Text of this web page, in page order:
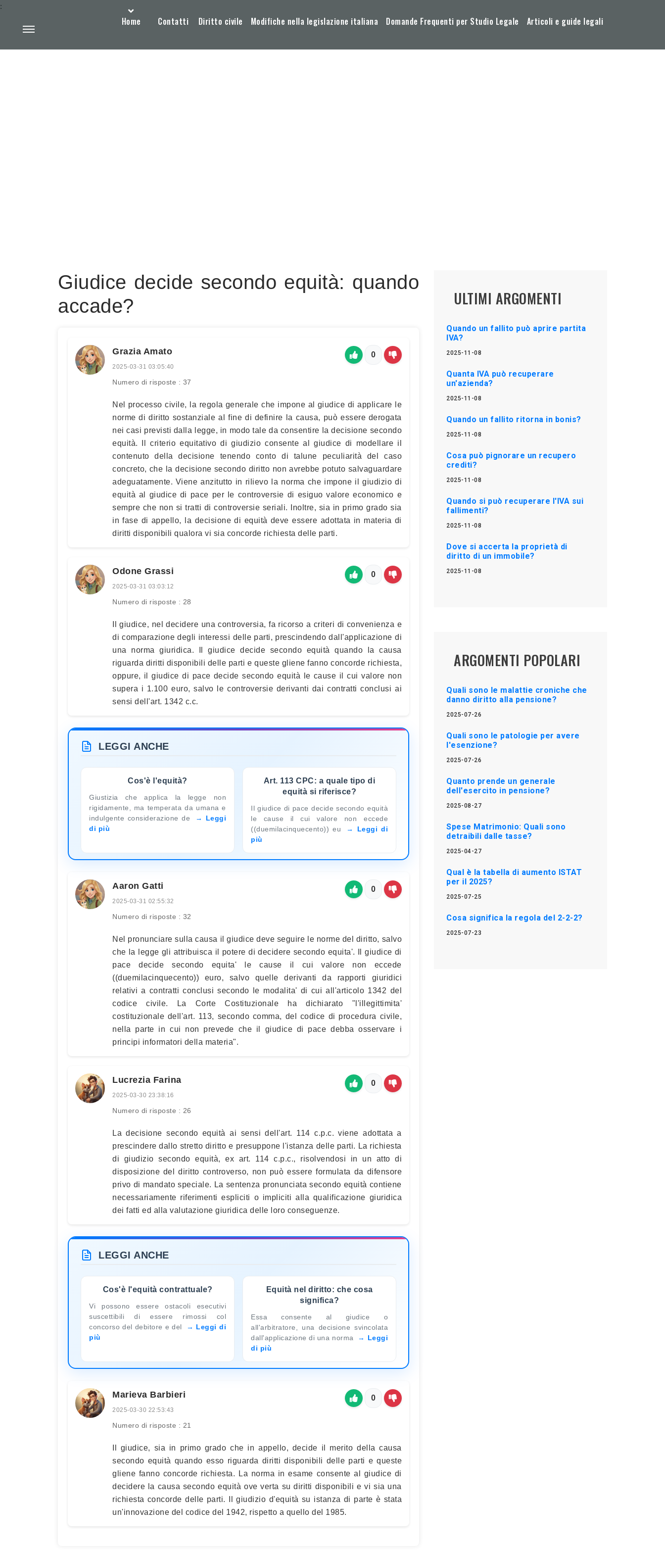
Home Contatti Diritto civile Modifiche nella legislazione italiana Domande Frequenti per Studio Legale Articoli e guide legali
:
Giudice decide secondo equità: quando
accade?
Grazia Amato
2025-03-31 03:05:40
Numero di risposte : 37
0
Nel processo civile, la regola generale che impone al giudice di applicare le
norme di diritto sostanziale al fine di definire la causa, può essere derogata
nei casi previsti dalla legge, in modo tale da consentire la decisione secondo
equità. Il criterio equitativo di giudizio consente al giudice di modellare il
contenuto della decisione tenendo conto di talune peculiarità del caso
concreto, che la decisione secondo diritto non avrebbe potuto salvaguardare
adeguatamente. Viene anzitutto in rilievo la norma che impone il giudizio di
equità al giudice di pace per le controversie di esiguo valore economico e
sempre che non si tratti di controversie seriali. Inoltre, sia in primo grado sia
in fase di appello, la decisione di equità deve essere adottata in materia di
diritti disponibili qualora vi sia concorde richiesta delle parti.
Odone Grassi
2025-03-31 03:03:12
Numero di risposte : 28
0
Il giudice, nel decidere una controversia, fa ricorso a criteri di convenienza e
di comparazione degli interessi delle parti, prescindendo dall'applicazione di
una norma giuridica. Il giudice decide secondo equità quando la causa
riguarda diritti disponibili delle parti e queste gliene fanno concorde richiesta,
oppure, il giudice di pace decide secondo equità le cause il cui valore non
supera i 1.100 euro, salvo le controversie derivanti dai contratti conclusi ai
sensi dell'art. 1342 c.c.
LEGGI ANCHE
Cos'è l'equità?
Giustizia che applica la legge non
rigidamente, ma temperata da umana e
indulgente considerazione de
Leggi
di più
Art. 113 CPC: a quale tipo di
equità si riferisce?
Il giudice di pace decide secondo equità
le cause il cui valore non eccede
((duemilacinquecento)) eu
Leggi di
più
Aaron Gatti
2025-03-31 02:55:32
Numero di risposte : 32
0
Nel pronunciare sulla causa il giudice deve seguire le norme del diritto, salvo
che la legge gli attribuisca il potere di decidere secondo equita'. Il giudice di
pace decide secondo equita' le cause il cui valore non eccede
((duemilacinquecento)) euro, salvo quelle derivanti da rapporti giuridici
relativi a contratti conclusi secondo le modalita' di cui all'articolo 1342 del
codice civile. La Corte Costituzionale ha dichiarato "l'illegittimita'
costituzionale dell'art. 113, secondo comma, del codice di procedura civile,
nella parte in cui non prevede che il giudice di pace debba osservare i
principi informatori della materia".
Lucrezia Farina
2025-03-30 23:38:16
Numero di risposte : 26
0
La decisione secondo equità ai sensi dell'art. 114 c.p.c. viene adottata a
prescindere dallo stretto diritto e presuppone l'istanza delle parti. La richiesta
di giudizio secondo equità, ex art. 114 c.p.c., risolvendosi in un atto di
disposizione del diritto controverso, non può essere formulata da difensore
privo di mandato speciale. La sentenza pronunciata secondo equità contiene
necessariamente riferimenti espliciti o impliciti alla qualificazione giuridica
dei fatti ed alla valutazione giuridica delle loro conseguenze.
LEGGI ANCHE
Cos'è l'equità contrattuale?
Vi possono essere ostacoli esecutivi
suscettibili di essere rimossi col
concorso del debitore e del
Leggi di
più
Equità nel diritto: che cosa
significa?
Essa consente al giudice o
all'arbitratore, una decisione svincolata
dall'applicazione di una norma
Leggi
di più
Marieva Barbieri
2025-03-30 22:53:43
Numero di risposte : 21
0
Il giudice, sia in primo grado che in appello, decide il merito della causa
secondo equità quando esso riguarda diritti disponibili delle parti e queste
gliene fanno concorde richiesta. La norma in esame consente al giudice di
decidere la causa secondo equità ove verta su diritti disponibili e vi sia una
richiesta concorde delle parti. Il giudizio d'equità su istanza di parte è stata
un'innovazione del codice del 1942, rispetto a quello del 1985.
ULTIMI ARGOMENTI
Quando un fallito può aprire partita
IVA?
2025-11-08
Quanta IVA può recuperare
un'azienda?
2025-11-08
Quando un fallito ritorna in bonis?
2025-11-08
Cosa può pignorare un recupero
crediti?
2025-11-08
Quando si può recuperare l'IVA sui
fallimenti?
2025-11-08
Dove si accerta la proprietà di
diritto di un immobile?
2025-11-08
ARGOMENTI POPOLARI
Quali sono le malattie croniche che
danno diritto alla pensione?
2025-07-26
Quali sono le patologie per avere
l'esenzione?
2025-07-26
Quanto prende un generale
dell'esercito in pensione?
2025-08-27
Spese Matrimonio: Quali sono
detraibili dalle tasse?
2025-04-27
Qual è la tabella di aumento ISTAT
per il 2025?
2025-07-25
Cosa significa la regola del 2-2-2?
2025-07-23